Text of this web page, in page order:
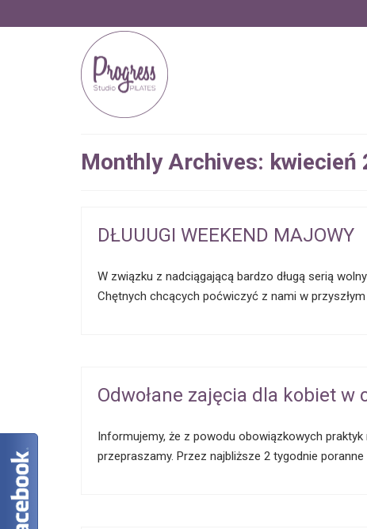
Monthly Archives: kwiecień
DŁUUUGI WEEKEND MAJOWY
W związku z nadciągającą bardzo długą serią
Chętnych chcących poćwiczyć z nami w
Odwołane zajęcia dla kobiet w
Informujemy, że z powodu obowiązkowych
przepraszamy. Przez najbliższe 2 tygodnie poranne